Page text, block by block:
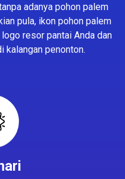
adanya pohon palem
pula, ikon pohon palem
resor pantai Anda dan
kalangan penonton.